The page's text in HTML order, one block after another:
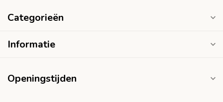
Categorieën
Informatie
Openingstijden